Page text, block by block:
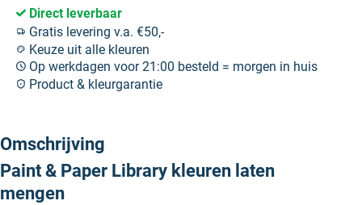
Direct leverbaar
Gratis levering v.a. €50,-
Keuze uit alle kleuren
Op werkdagen voor 21:00 besteld = morgen in huis
Product & kleurgarantie
Omschrijving
Paint & Paper Library kleuren laten
mengen